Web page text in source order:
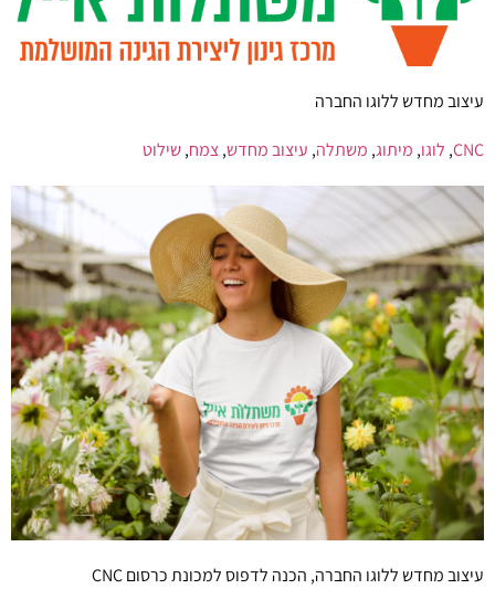
עיצוב מחדש ללוגו החברה
CNC
, לוגו, מיתוג, משתלה, עיצוב מחדש,צמח,שילוט
עיצוב מחדש ללוגו החברה, הכנה לדפוס למכונת כרסום CNC